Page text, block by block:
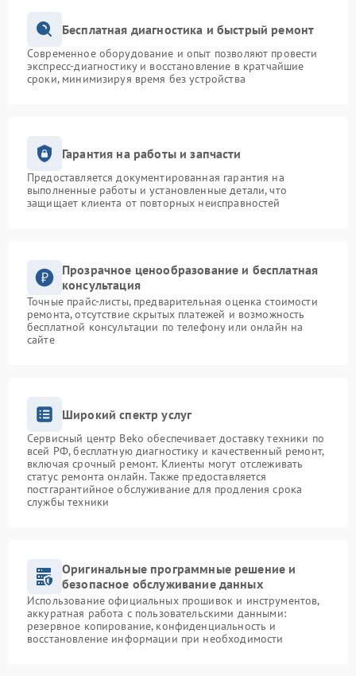
Бесплатная диагностика и быстрый ремонт
Современное оборудование и опыт позволяют провести
экспресс-диагностику и восстановление в кратчайшие
сроки, минимизируя время без устройства
Гарантия на работы и запчасти
Предоставляется документированная гарантия на
выполненные работы и установленные детали, что
защищает клиента от повторных неисправностей
Прозрачное ценообразование и бесплатная
консультация
Точные прайс-листы, предварительная оценка стоимости
ремонта, отсутствие скрытых платежей и возможность
бесплатной консультации по телефону или онлайн на
сайте
Широкий спектр услуг
Сервисный центр Beko обеспечивает доставку техники по
всей РФ, бесплатную диагностику и качественный ремонт,
включая срочный ремонт. Клиенты могут отслеживать
статус ремонта онлайн. Также предоставляется
постгарантийное обслуживание для продления срока
службы техники
Оригинальные программные решение и
безопасное обслуживание данных
Использование официальных прошивок и инструментов,
аккуратная работа с пользовательскими данными:
резервное копирование, конфиденциальность и
восстановление информации при необходимости